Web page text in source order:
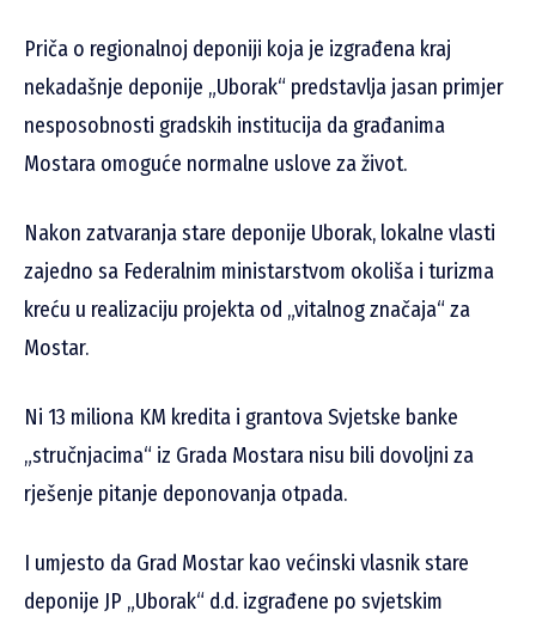
Priča o regionalnoj deponiji koja je izgrađena kraj
nekadašnje deponije „Uborak“ predstavlja jasan primjer
nesposobnosti gradskih institucija da građanima
Mostara omoguće normalne uslove za život.
Nakon zatvaranja stare deponije Uborak, lokalne vlasti
zajedno sa Federalnim ministarstvom okoliša i turizma
kreću u realizaciju projekta od „vitalnog značaja“ za
Mostar.
Ni 13 miliona KM kredita i grantova Svjetske banke
„stručnjacima“ iz Grada Mostara nisu bili dovoljni za
rješenje pitanje deponovanja otpada.
I umjesto da Grad Mostar kao većinski vlasnik stare
deponije JP „Uborak“ d.d. izgrađene po svjetskim